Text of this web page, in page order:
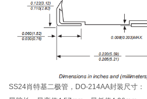
SS24肖特基二极管，DO-214AA封装尺寸：